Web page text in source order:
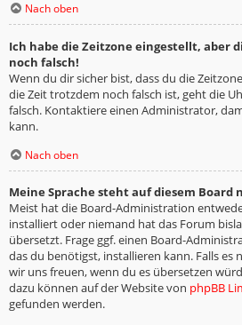
Nach oben
Ich habe die Zeitzone eingestellt, aber
noch falsch!
Wenn du dir sicher bist, dass du die
die Zeit trotzdem noch falsch ist, geht die
falsch. Kontaktiere einen Administrator,
kann.
Nach oben
Meine Sprache steht auf diesem Board
Meist hat die Board-Administration
installiert oder niemand hat das Forum
übersetzt. Frage ggf. einen Board-
das du benötigst, installieren kann. Falls es
wir uns freuen, wenn du es übersetzen
dazu können auf der Website von phpBB
gefunden werden.